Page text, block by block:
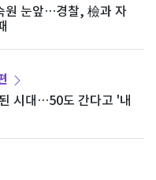
원 눈앞…경찰, 檢과 자
시대…50도 간다고 '내